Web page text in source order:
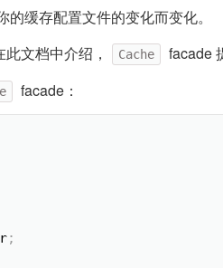
缓存配置文件的变化而变化。
文档中介绍， Cache
facade
facade：
;